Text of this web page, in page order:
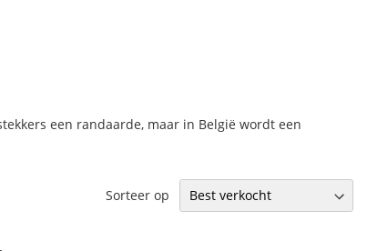
een randaarde, maar in België wordt een
Sorteer op